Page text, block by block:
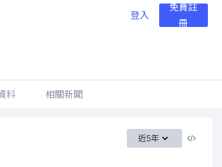
登入
免費註
冊
料 相關新聞
近5年